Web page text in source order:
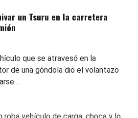
un Tsuru en la carretera
que se atravesó en la
de una góndola dio el volantazo